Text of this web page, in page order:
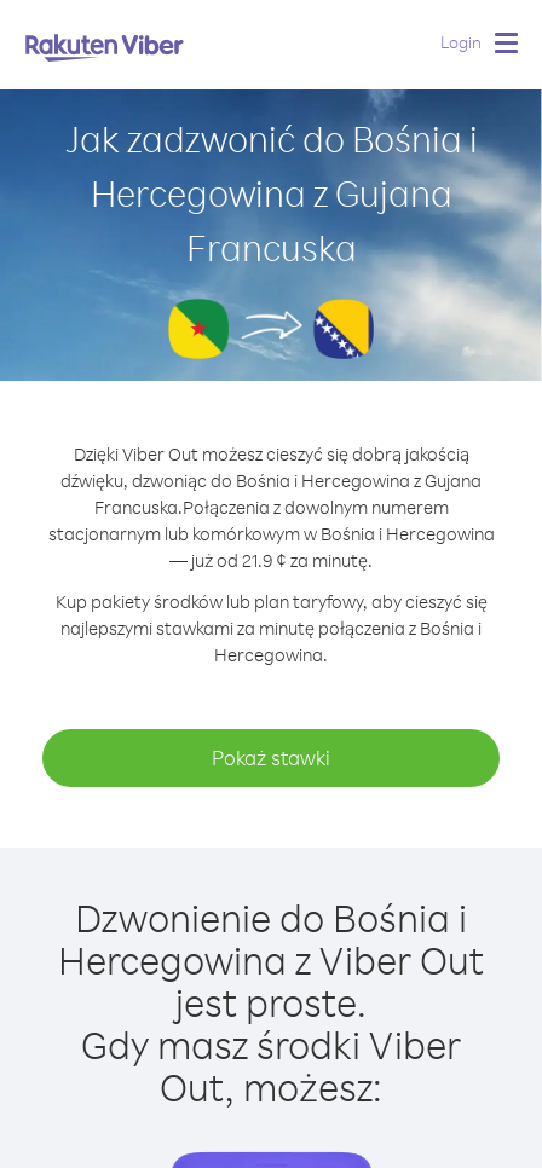
Login
Jak zadzwonić do Bośnia i
Hercegowina z Gujana
Francuska
Dzięki Viber Out możesz cieszyć się dobrą jakością
dźwięku, dzwoniąc do Bośnia i Hercegowina z Gujana
Francuska.Połączenia z dowolnym numerem
stacjonarnym lub komórkowym w Bośnia i Hercegowina
— już od 21.9 ¢ za minutę.
Kup pakiety środków lub plan taryfowy, aby cieszyć się
najlepszymi stawkami za minutę połączenia z Bośnia i
Hercegowina.
Pokaż stawki
Dzwonienie do Bośnia i
Hercegowina z Viber Out
jest proste.
Gdy masz środki Viber
Out, możesz: